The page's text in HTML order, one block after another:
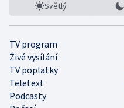
Světlý
TV program
Živé vysílání
TV poplatky
Teletext
Podcasty